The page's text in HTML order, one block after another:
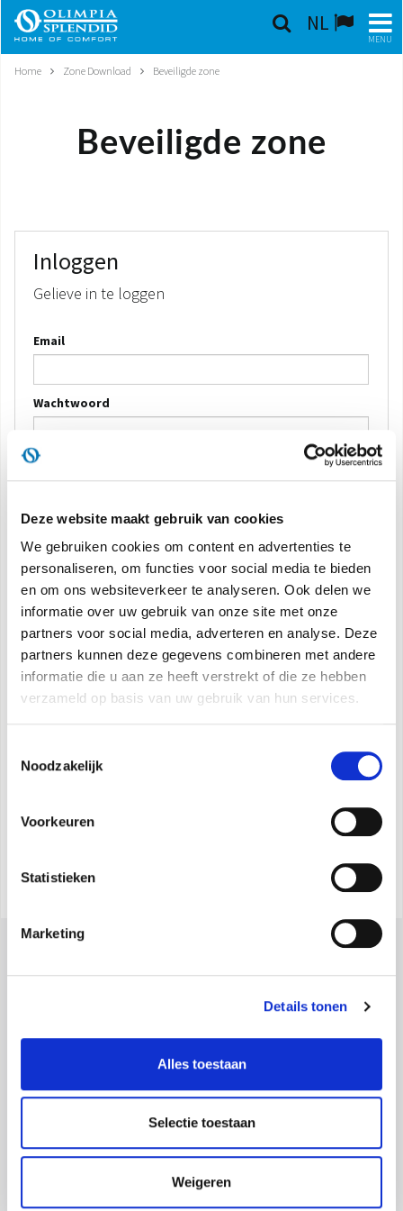
Deze website maakt gebruik van cookies
We gebruiken cookies om content en advertenties te
personaliseren, om functies voor social media te bieden
en om ons websiteverkeer te analyseren. Ook delen we
informatie over uw gebruik van onze site met onze
partners voor social media, adverteren en analyse. Deze
partners kunnen deze gegevens combineren met andere
informatie die u aan ze heeft verstrekt of die ze hebben
verzameld op basis van uw gebruik van hun services.
Noodzakelijk
Voorkeuren
Statistieken
Marketing
Details tonen
Alles toestaan
Selectie toestaan
Weigeren
NL
MENU
NEDERLANDSE
LUCHTBEHANDELING
GEÏNTEGREERDE SYSTEMEN
CONTACTEN
WERELD OS
DOCUMENTATIE PRODUCTEN
Home Zone Download Beveiligde zone
Beveiligde zone
Inloggen
Gelieve in te loggen
Email
Wachtwoord
AANMELDEN
Herinner me
Wachtwoord herstellen
Bent u nog niet geregistreerd?
Registreer u nu
Olimpia Splendid S.p.A.
Maps